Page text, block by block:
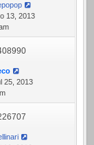
13, 2013
25, 2013